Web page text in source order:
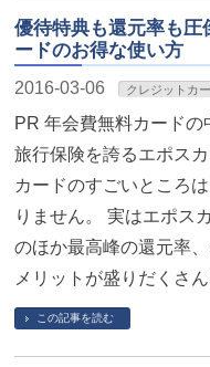
優待特典も還元率も圧
ードのお得な使い方
2016-03-06 クレジットカ
PR 年会費無料カード
旅行保険を誇るエポス
カードのすごいところ
りません。 実はエポス
のほか最高峰の還元率
メリットが盛りだくさ
この記事を読む